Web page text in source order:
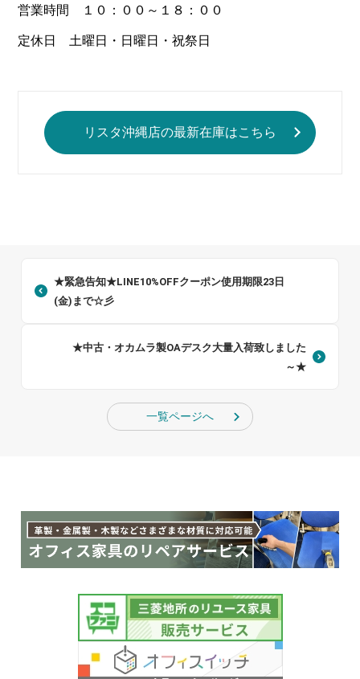
営業時間 １０：００～１８：００
定休日 土曜日・日曜日・祝祭日
リスタ沖縄店の最新在庫はこちら
★緊急告知★LINE10%OFFクーポン使用期限23日
(金)まで☆彡
★中古・オカムラ製OAデスク大量入荷致しました
～★
一覧ページへ